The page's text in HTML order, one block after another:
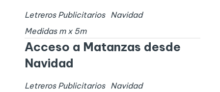
Letreros Publicitarios
Navidad
Medidas m x 5m
Acceso a Matanzas desde
Navidad
Letreros Publicitarios
Navidad